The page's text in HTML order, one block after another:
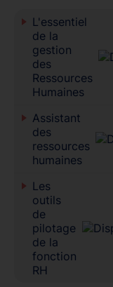
L'essentiel
de la
gestion
des
Ressources
Humaines
Assistant
des
ressources
humaines
Les
outils
de
pilotage
de la
fonction
RH